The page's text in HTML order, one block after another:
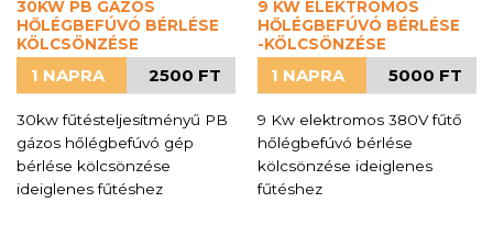
30KW PB GÁZOS
HŐLÉGBEFÚVÓ BÉRLÉSE
KÖLCSÖNZÉSE
1 NAPRA 2500 FT
30kw fűtésteljesítményű PB
gázos hőlégbefúvó gép
bérlése kölcsönzése
ideiglenes fűtéshez
9 KW ELEKTROMOS
HŐLÉGBEFÚVÓ BÉRLÉSE
-KÖLCSÖNZÉSE
1 NAPRA 5000 FT
9 Kw elektromos 380V fűtő
hőlégbefúvó bérlése
kölcsönzése ideiglenes
fűtéshez